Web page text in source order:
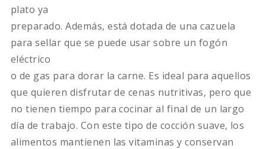
plato ya
preparado. Además, está dotada de una cazuela
para sellar que se puede usar sobre un fogón
eléctrico
o de gas para dorar la carne. Es ideal para aquellos
que quieren disfrutar de cenas nutritivas, pero que
no tienen tiempo para cocinar al final de un largo
día de trabajo. Con este tipo de cocción suave, los
alimentos mantienen las vitaminas y conservan